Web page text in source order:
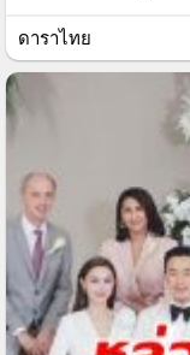
ดาราไทย